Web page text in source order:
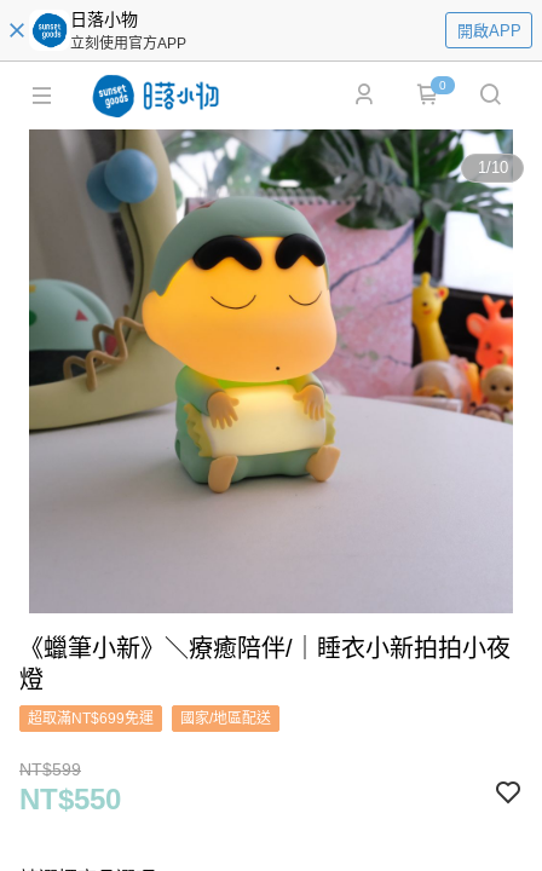
日落小物
立刻使用官方APP
開啟APP
0
1/10
《蠟筆小新》＼療癒陪伴/｜睡衣小新拍拍小夜
燈
超取滿NT$699免運 國家/地區配送
NT$599
NT$550